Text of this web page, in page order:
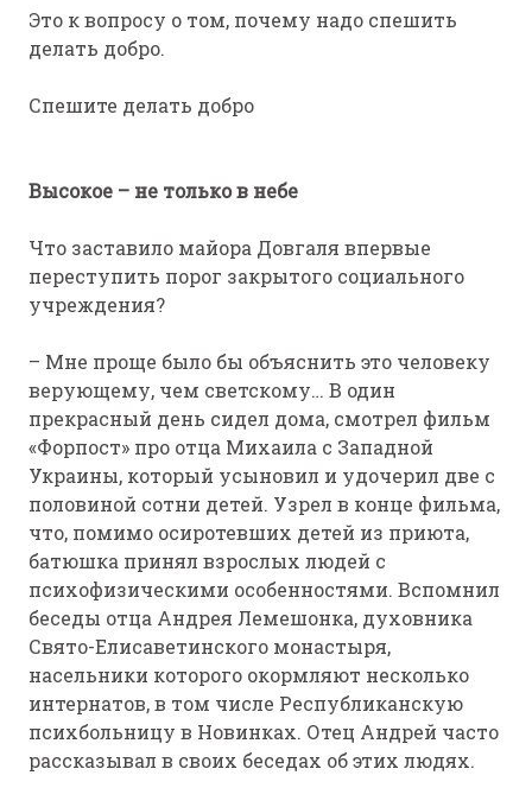
Это к вопросу о том, почему надо спешить
делать добро.
Спешите делать добро
Высокое – не только в небе
Что заставило майора Довгаля впервые
переступить порог закрытого социального
учреждения?
– Мне проще было бы объяснить это человеку
верующему, чем светскому… В один
прекрасный день сидел дома, смотрел фильм
«Форпост» про отца Михаила с Западной
Украины, который усыновил и удочерил две с
половиной сотни детей. Узрел в конце фильма,
что, помимо осиротевших детей из приюта,
батюшка принял взрослых людей с
психофизическими особенностями. Вспомнил
беседы отца Андрея Лемешонка, духовника
Свято-Елисаветинского монастыря,
насельники которого окормляют несколько
интернатов, в том числе Республиканскую
психбольницу в Новинках. Отец Андрей часто
рассказывал в своих беседах об этих людях.